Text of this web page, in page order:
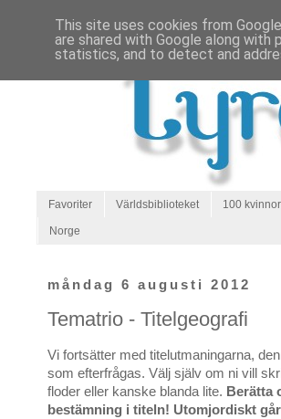
Favoriter Världsbiblioteket 100 kvinnor
Norge
måndag 6 augusti 2012
Tematrio - Titelgeografi
Vi fortsätter med titelutmaningarna,
som efterfrågas. Välj själv om ni vill
floder eller kanske blanda lite. Berätta
bestämning i titeln! Utomjordiskt
This site uses cookies from
are shared with Google along
statistics, and to detect and